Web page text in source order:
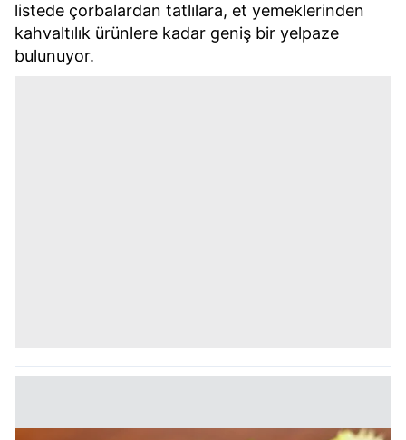
listede çorbalardan tatlılara, et yemeklerinden
kahvaltılık ürünlere kadar geniş bir yelpaze
bulunuyor.